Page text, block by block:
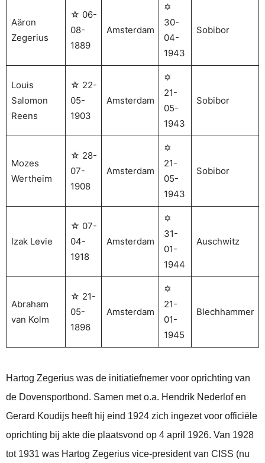
Aäron
Zegerius
☆ 06-
08-
1889
Amsterdam
✡
30-
04-
1943
Sobibor
Louis
Salomon
Reens
☆ 22-
05-
1903
Amsterdam
✡
21-
05-
1943
Sobibor
Mozes
Wertheim
☆ 28-
07-
1908
Amsterdam
✡
21-
05-
1943
Sobibor
Izak Levie
☆ 07-
04-
1918
Amsterdam
✡
31-
01-
1944
Auschwitz
Abraham
van Kolm
☆ 21-
05-
1896
Amsterdam
✡
21-
01-
1945
Blechhammer
Hartog Zegerius was de initiatiefnemer voor oprichting van
de Dovensportbond. Samen met o.a. Hendrik Nederlof en
Gerard Koudijs heeft hij eind 1924 zich ingezet voor officiële
oprichting bij akte die plaatsvond op 4 april 1926. Van 1928
tot 1931 was Hartog Zegerius vice-president van CISS (nu